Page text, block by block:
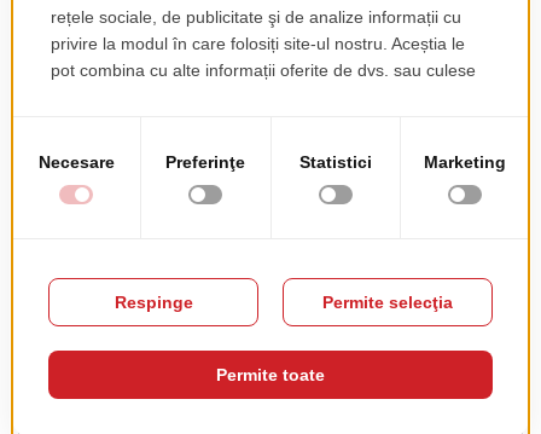
PRODUSE COMPLEMENTARE
Picior De Masa Cross
Picior De Masa
Tiffany De Bar, Baza